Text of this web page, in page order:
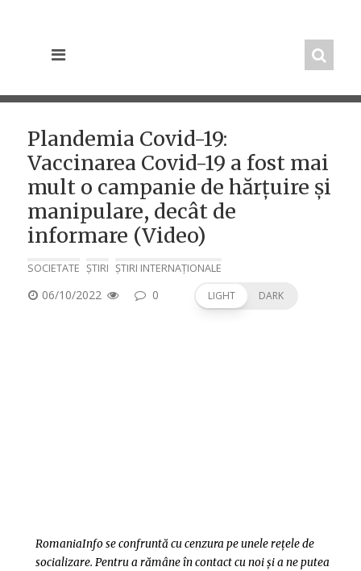
Plandemia Covid-19:
Vaccinarea Covid-19 a fost mai
mult o campanie de hărțuire și
manipulare, decât de
informare (Video)
SOCIETATE ȘTIRI ȘTIRI INTERNAȚIONALE
POSTED
06/10/2022 0 LIGHT DARK
RomaniaInfo se confruntă cu cenzura pe unele rețele de
socializare. Pentru a rămâne în contact cu noi și a ne putea